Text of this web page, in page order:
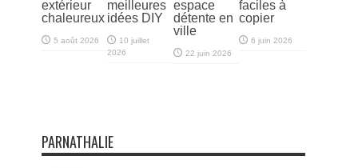
extérieur
chaleureux
5 août 2026
meilleures
idées DIY
10 juillet
2026
espace
détente en
ville
22 juin 2026
faciles à
copier
6 juin 2026
PARNATHALIE